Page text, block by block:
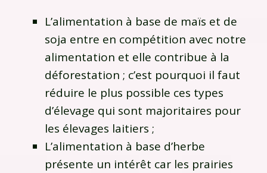
L’alimentation à base de maïs et de
soja entre en compétition avec notre
alimentation et elle contribue à la
déforestation ; c’est pourquoi il faut
réduire le plus possible ces types
d’élevage qui sont majoritaires pour
les élevages laitiers ;
L’alimentation à base d’herbe
présente un intérêt car les prairies